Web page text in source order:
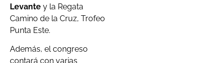
Levante y la Regata
Camino de la Cruz, Trofeo
Punta Este.
Además, el congreso
contará con varias